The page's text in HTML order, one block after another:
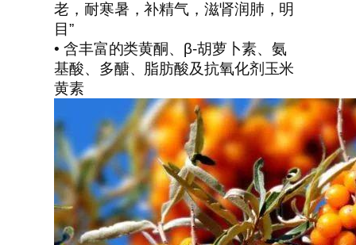
老，耐寒暑，补精气，滋肾润肺，明
目”
• 含丰富的类黄酮、β-胡萝卜素、氨
基酸、多醣、脂肪酸及抗氧化剂玉米
黄素